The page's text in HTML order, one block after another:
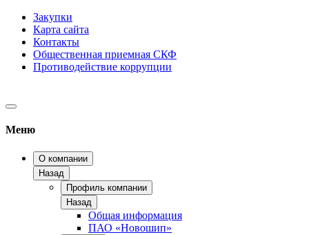
Закупки
Карта сайта
Контакты
Общественная приемная СКФ
Противодействие коррупции
Меню
О компании
Назад
Профиль компании
Назад
Общая информация
ПАО «Новошип»